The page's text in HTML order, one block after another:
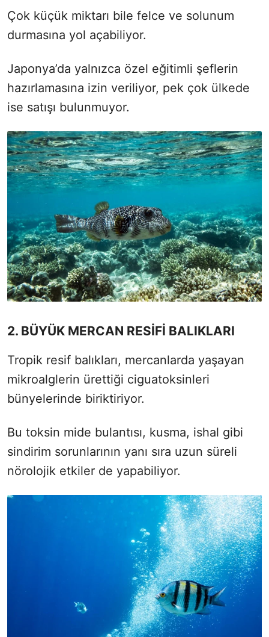
Çok küçük miktarı bile felce ve solunum
durmasına yol açabiliyor.
Japonya’da yalnızca özel eğitimli şeflerin
hazırlamasına izin veriliyor, pek çok ülkede
ise satışı bulunmuyor.
2. BÜYÜK MERCAN RESİFİ BALIKLARI
Tropik resif balıkları, mercanlarda yaşayan
mikroalglerin ürettiği ciguatoksinleri
bünyelerinde biriktiriyor.
Bu toksin mide bulantısı, kusma, ishal gibi
sindirim sorunlarının yanı sıra uzun süreli
nörolojik etkiler de yapabiliyor.